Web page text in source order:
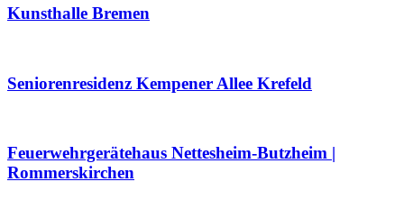
Kunsthalle Bremen
Seniorenresidenz Kempener Allee Krefeld
Feuerwehrgerätehaus Nettesheim-Butzheim |
Rommerskirchen